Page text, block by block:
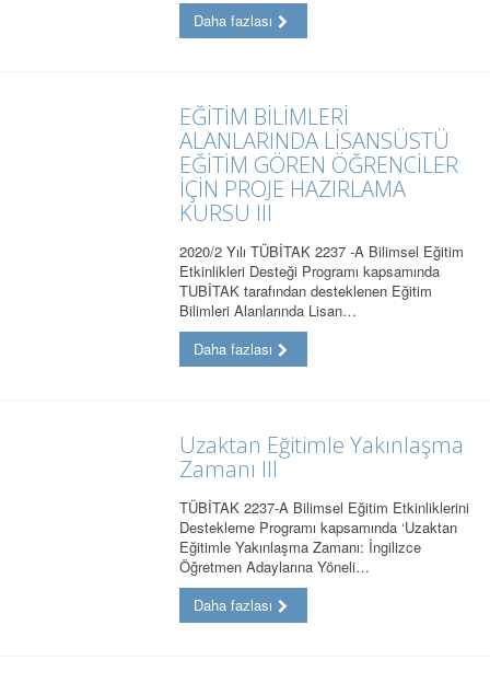
Daha fazlası
EĞİTİM BİLİMLERİ
ALANLARINDA LİSANSÜSTÜ
EĞİTİM GÖREN ÖĞRENCİLER
İÇİN PROJE HAZIRLAMA
KURSU III
2020/2 Yılı TÜBİTAK 2237 -A Bilimsel Eğitim
Etkinlikleri Desteği Programı kapsamında
TUBİTAK tarafından desteklenen Eğitim
Bilimleri Alanlarında Lisan…
Daha fazlası
Uzaktan Eğitimle Yakınlaşma
Zamanı III
TÜBİTAK 2237-A Bilimsel Eğitim Etkinliklerini
Destekleme Programı kapsamında ‘Uzaktan
Eğitimle Yakınlaşma Zamanı: İngilizce
Öğretmen Adaylarına Yöneli…
Daha fazlası